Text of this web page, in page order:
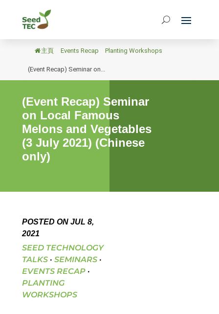
主頁 Events Recap Planting Workshops
(Event Recap) Seminar on...
(Event Recap) Seminar
on Local Famous
Melons and Vegetables
(3 July 2021) (Chinese
only)
POSTED ON JUL 8,
2021
SEED TECHNOLOGY
TALKS· SEMINARS·
EVENTS RECAP·
PLANTING
WORKSHOPS